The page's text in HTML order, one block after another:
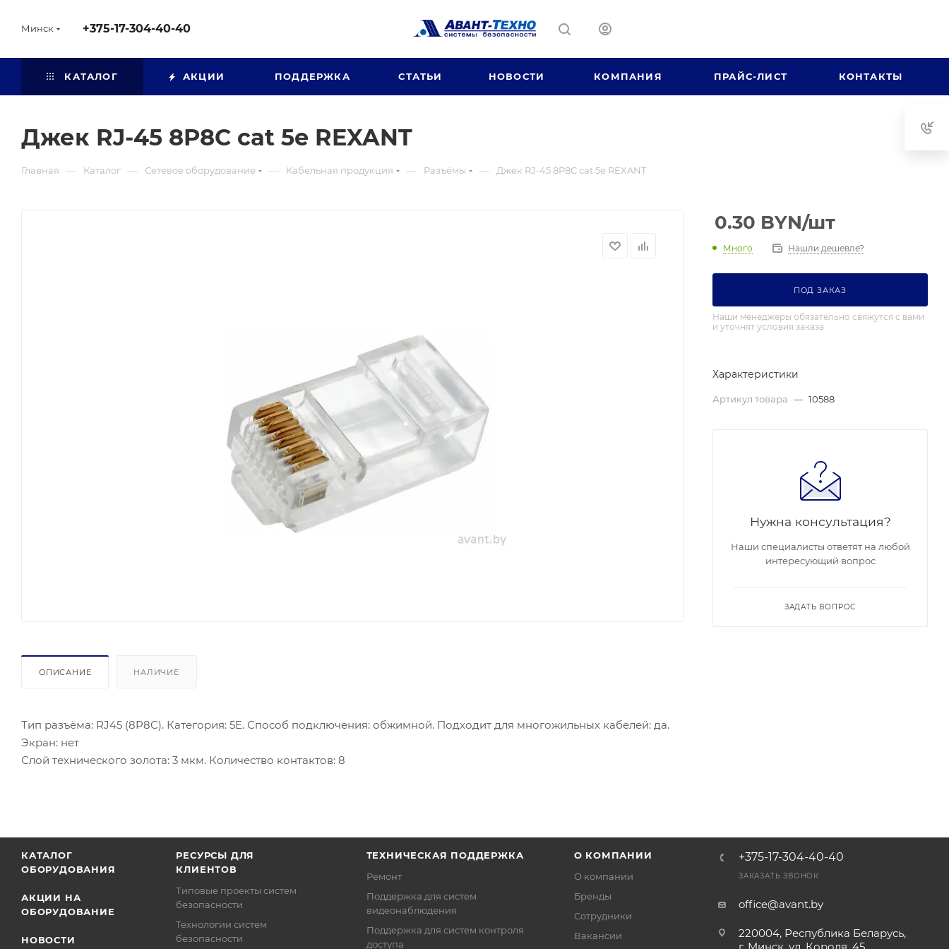
Минск +375-17-304-40-40
КАТАЛОГ АКЦИИ ПОДДЕРЖКА СТАТЬИ НОВОСТИ КОМПАНИЯ ПРАЙС-ЛИСТ КОНТАКТЫ
Джек RJ-45 8P8C cat 5e REXANT
Главная — Каталог — Сетевое оборудование — Кабельная продукция — Разъёмы — Джек RJ-45 8P8C cat 5e REXANT
ОПИСАНИЕ НАЛИЧИЕ
Тип разъёма: RJ45 (8P8C). Категория: 5E. Способ подключения: обжимной. Подходит для многожильных кабелей: да.
Экран: нет
Слой технического золота: 3 мкм. Количество контактов: 8
0.30 BYN/шт
Много Нашли дешевле?
ПОД ЗАКАЗ
Наши менеджеры обязательно свяжутся с вами
и уточнят условия заказа
Характеристики
Артикул товара — 10588
Нужна консультация?
Наши специалисты ответят на любой
интересующий вопрос
ЗАДАТЬ ВОПРОС
КАТАЛОГ
ОБОРУДОВАНИЯ
АКЦИИ НА
ОБОРУДОВАНИЕ
НОВОСТИ
РЕСУРСЫ ДЛЯ
КЛИЕНТОВ
Типовые проекты систем
безопасности
Технологии систем
безопасности
ТЕХНИЧЕСКАЯ ПОДДЕРЖКА
Ремонт
Поддержка для систем
видеонаблюдения
Поддержка для систем контроля
доступа
О КОМПАНИИ
О компании
Бренды
Сотрудники
Вакансии
+375-17-304-40-40
ЗАКАЗАТЬ ЗВОНОК
office@avant.by
220004, Республика Беларусь,